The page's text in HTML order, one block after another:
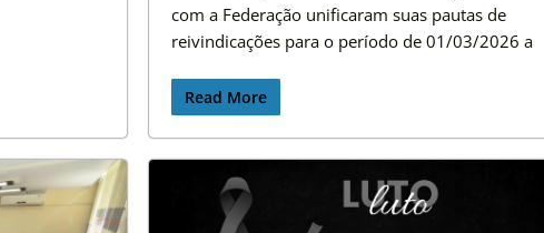
com a Federação unificaram suas pautas de
reivindicações para o período de 01/03/2026 a
Read More